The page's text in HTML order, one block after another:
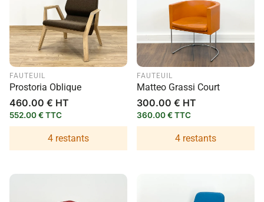
FAUTEUIL
Prostoria Oblique
Prix
habituel
460.00 € HT
552.00 € TTC
4 restants
FAUTEUIL
Matteo Grassi Court
Prix
habituel
300.00 € HT
360.00 € TTC
4 restants